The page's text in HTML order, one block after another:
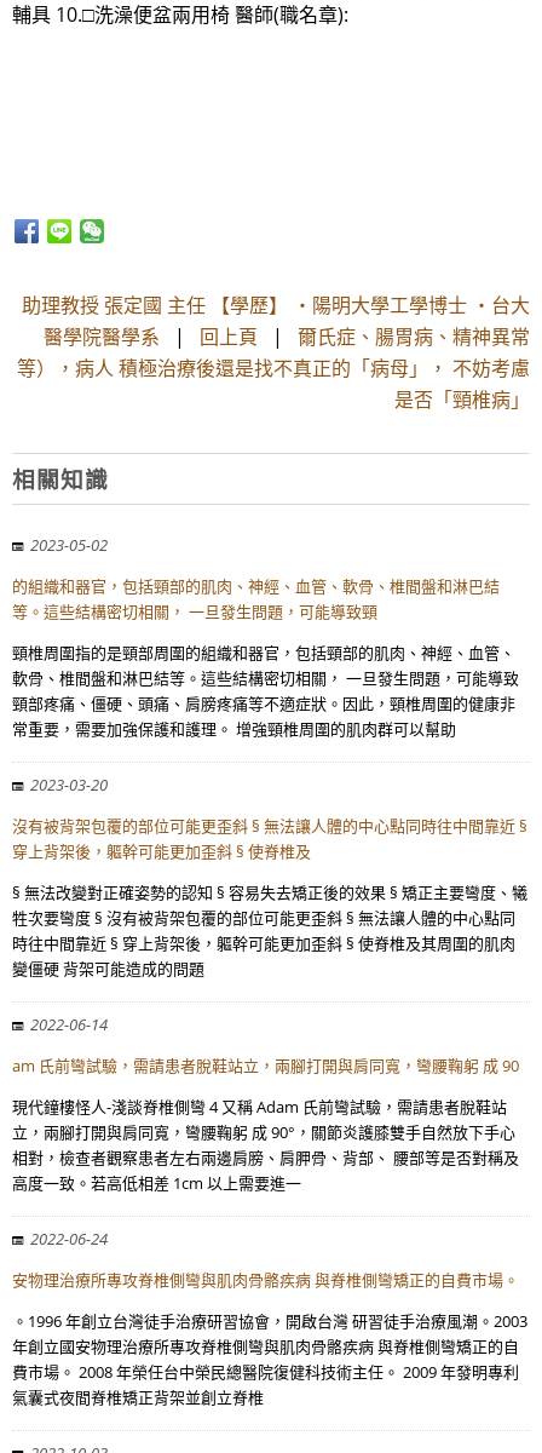
輔具 10.□洗澡便盆兩用椅 醫師(職名章):
助理教授 張定國 主任 【學歷】 ・陽明大學工學博士 ・台大
醫學院醫學系
| 回上頁 | 爾氏症、腸胃病、精神異常
等），病人 積極治療後還是找不真正的「病母」， 不妨考慮
是否「頸椎病」
相關知識
2023-05-02
的組織和器官，包括頸部的肌肉、神經、血管、軟骨、椎間盤和淋巴結
等。這些結構密切相關， 一旦發生問題，可能導致頸
頸椎周圍指的是頸部周圍的組織和器官，包括頸部的肌肉、神經、血管、
軟骨、椎間盤和淋巴結等。這些結構密切相關， 一旦發生問題，可能導致
頸部疼痛、僵硬、頭痛、肩膀疼痛等不適症狀。因此，頸椎周圍的健康非
常重要，需要加強保護和護理。 增強頸椎周圍的肌肉群可以幫助
2023-03-20
沒有被背架包覆的部位可能更歪斜 § 無法讓人體的中心點同時往中間靠近 §
穿上背架後，軀幹可能更加歪斜 § 使脊椎及
§ 無法改變對正確姿勢的認知 § 容易失去矯正後的效果 § 矯正主要彎度、犧
牲次要彎度 § 沒有被背架包覆的部位可能更歪斜 § 無法讓人體的中心點同
時往中間靠近 § 穿上背架後，軀幹可能更加歪斜 § 使脊椎及其周圍的肌肉
變僵硬 背架可能造成的問題
2022-06-14
am 氏前彎試驗，需請患者脫鞋站立，兩腳打開與肩同寬，彎腰鞠躬 成 90
現代鐘樓怪人-淺談脊椎側彎 4 又稱 Adam 氏前彎試驗，需請患者脫鞋站
立，兩腳打開與肩同寬，彎腰鞠躬 成 90°，關節炎護膝雙手自然放下手心
相對，檢查者觀察患者左右兩邊肩膀、肩胛骨、背部、 腰部等是否對稱及
高度一致。若高低相差 1cm 以上需要進一
2022-06-24
安物理治療所專攻脊椎側彎與肌肉骨骼疾病 與脊椎側彎矯正的自費市場。
。1996 年創立台灣徒手治療研習協會，開啟台灣 研習徒手治療風潮。2003
年創立國安物理治療所專攻脊椎側彎與肌肉骨骼疾病 與脊椎側彎矯正的自
費市場。 2008 年榮任台中榮民總醫院復健科技術主任。 2009 年發明專利
氣囊式夜間脊椎矯正背架並創立脊椎